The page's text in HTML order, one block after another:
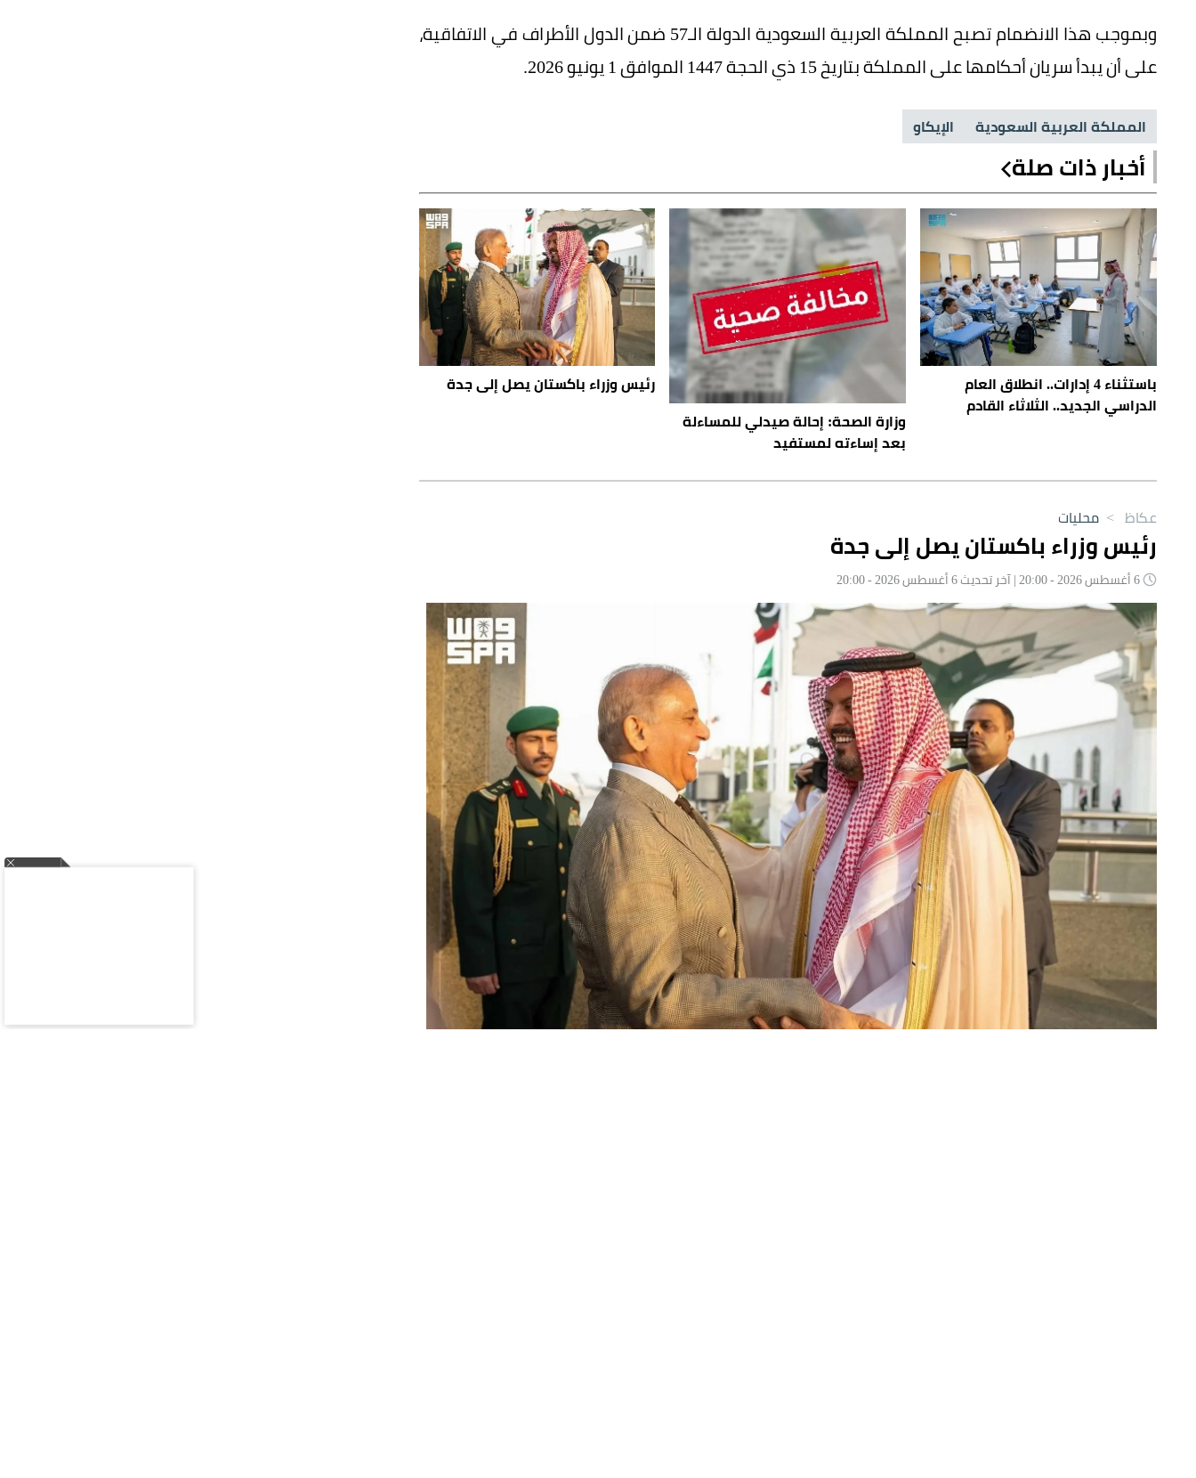
وبموجب هذا الانضمام تصبح المملكة العربية السعودية الدولة الـ57 ضمن الدول الأطراف في الاتفاقية،
على أن يبدأ سريان أحكامها على المملكة بتاريخ 15 ذي الحجة 1447 الموافق 1 يونيو 2026.
المملكة العربية السعودية الإيكاو
أخبار ذات صلة
باستثناء 4 إدارات.. انطلاق العام
الدراسي الجديد.. الثلاثاء القادم
وزارة الصحة: إحالة صيدلي للمساءلة
بعد إساءته لمستفيد
رئيس وزراء باكستان يصل إلى جدة
عكاظ > محليات
رئيس وزراء باكستان يصل إلى جدة